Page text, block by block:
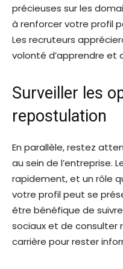
précieuses sur les
à renforcer votre profil
Les recruteurs
volonté d’apprendre et
Surveiller les
repostulation
En parallèle, restez
au sein de l’entreprise.
rapidement, et un rôle
votre profil peut se
être bénéfique de
sociaux et de consulter
carrière pour rester